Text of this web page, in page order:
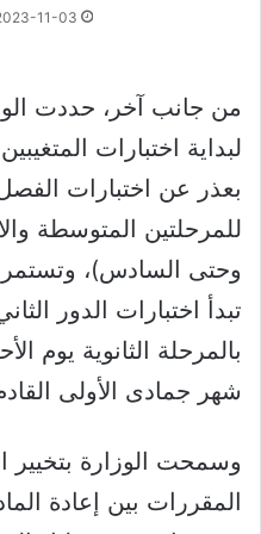
11-03
من جانب آخر، حددت
لبداية اختبارات
بعذر عن اختبارات
للمرحلتين المتوسطة
وحتى السادس)،
تبدأ اختبارات الدور
بالمرحلة الثانوية يوم
شهر جمادى الأولى
وسمحت الوزارة
المقررات بين إعادة